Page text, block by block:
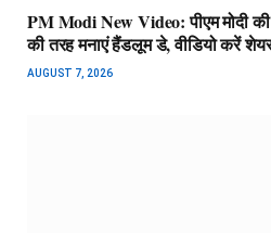
PM Modi New Video: पीएम मोदी
की तरह मनाएं हैंडलूम डे, वीडियो करें
AUGUST 7, 2026